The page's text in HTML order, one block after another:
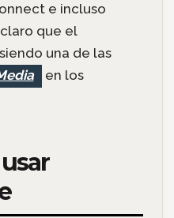
e incluso
claro que el
una de las
en los